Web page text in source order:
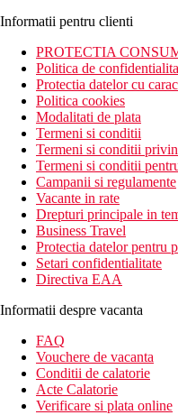
Informatii pentru clienti
PROTECTIA
Politica de
Protectia datelor cu
Politica cookies
Modalitati de plata
Termeni si conditii
Termeni si conditii
Termeni si conditii
Campanii si regulamente
Vacante in rate
Drepturi principale in
Business Travel
Protectia datelor pentru
Setari confidentialitate
Directiva EAA
Informatii despre vacanta
FAQ
Vouchere de vacanta
Conditii de calatorie
Acte Calatorie
Verificare si plata online